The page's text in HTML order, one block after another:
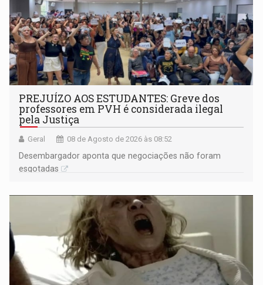
PREJUÍZO AOS ESTUDANTES: Greve dos
professores em PVH é considerada ilegal
pela Justiça
Geral 08 de Agosto de 2026 às 08:52
Desembargador aponta que negociações não foram
esgotadas